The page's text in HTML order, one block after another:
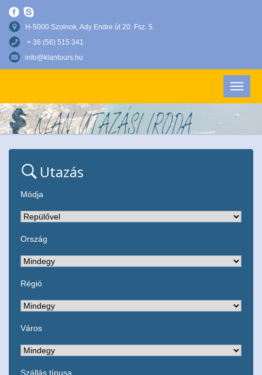
H-5000 Szolnok, Ady Endre út 20. Fsz. 5.
+ 36 (56) 515 341
info@klantours.hu
Utazás
Módja
Ország
Régió
Város
Szállás típusa